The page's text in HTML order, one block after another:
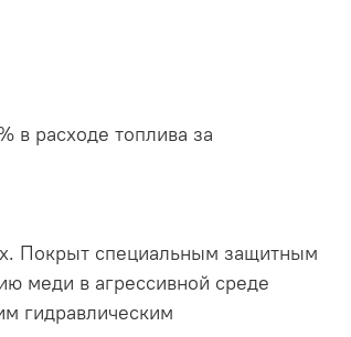
в расходе топлива за
Покрыт специальным защитным
меди в агрессивной среде
гидравлическим